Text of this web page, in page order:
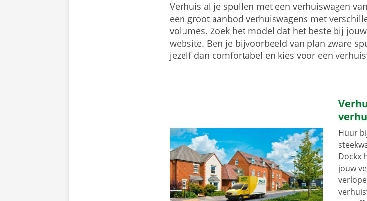
Verhuis al je spullen met een verhuiswagen
een groot aanbod verhuiswagens met
volumes. Zoek het model dat het beste bij
website. Ben je bijvoorbeeld van plan zware
jezelf dan comfortabel en kies voor een
Huur
Dockx
jouw